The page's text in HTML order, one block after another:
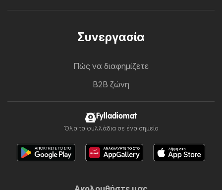
Συνεργασία
Πώς να διαφημίζετε
B2B ζώνη
Fylladiomat
Όλα τα φυλλάδια σε ένα σημείο